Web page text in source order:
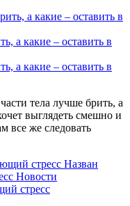
а какие – оставить в
а какие – оставить в
тела лучше брить, а
выглядеть смешно и
все же следовать
Назван
Новости
стресс